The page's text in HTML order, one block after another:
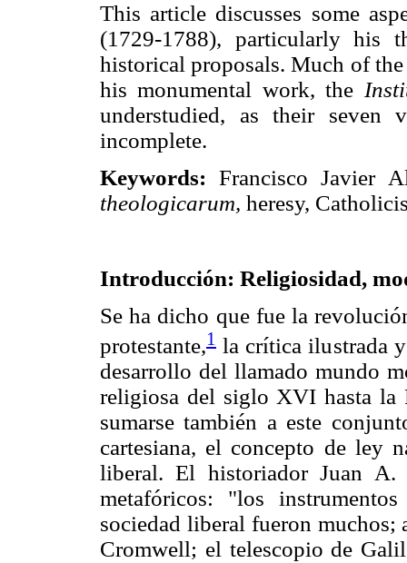
This article discusses some
(1729-1788), particularly his
historical proposals. Much of
his monumental work, the
understudied, as their seven
incomplete.
Keywords:Francisco Javier
theologicarum, heresy,
Introducción: Religiosidad,
Se ha dicho que fue la
protestante,1 la crítica ilustrada
desarrollo del llamado mundo
religiosa del siglo XVI hasta la
sumarse también a este
cartesiana, el concepto de ley
liberal. El historiador Juan
metafóricos: "los
sociedad liberal fueron muchos;
Cromwell; el telescopio de